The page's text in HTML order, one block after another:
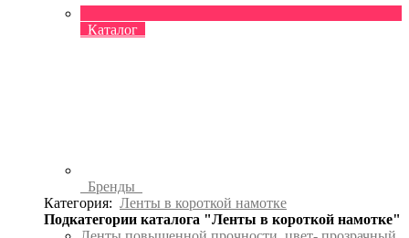
Каталог
Бренды
Категория: Ленты в короткой намотке
Подкатегории каталога "Ленты в короткой намотке"